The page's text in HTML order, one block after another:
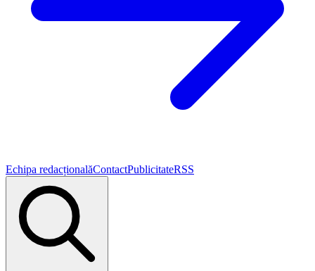
Echipa redacționalăContactPublicitateRSS